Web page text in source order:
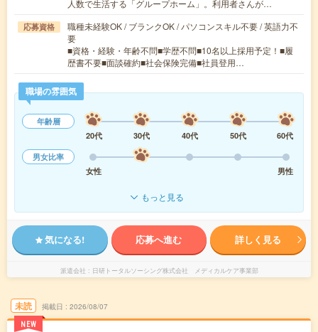
人数で生活する「グループホーム」。利用者さんが…
応募資格
職種未経験OK / ブランクOK / パソコンスキル不要 / 英語力不
要
■資格・経験・年齢不問■学歴不問■10名以上採用予定！■履
歴書不要■面談確約■社会保険完備■社員登用…
職場の雰囲気
年齢層
20代
30代 40代 50代
60代
男女比率
女性
男性
もっと見る
気になる! 応募へ進む 詳しく見る
派遣会社 日研トータルソーシング株式会社 メディカルケア事業部
未読
NEW
掲載日 2026/08/07